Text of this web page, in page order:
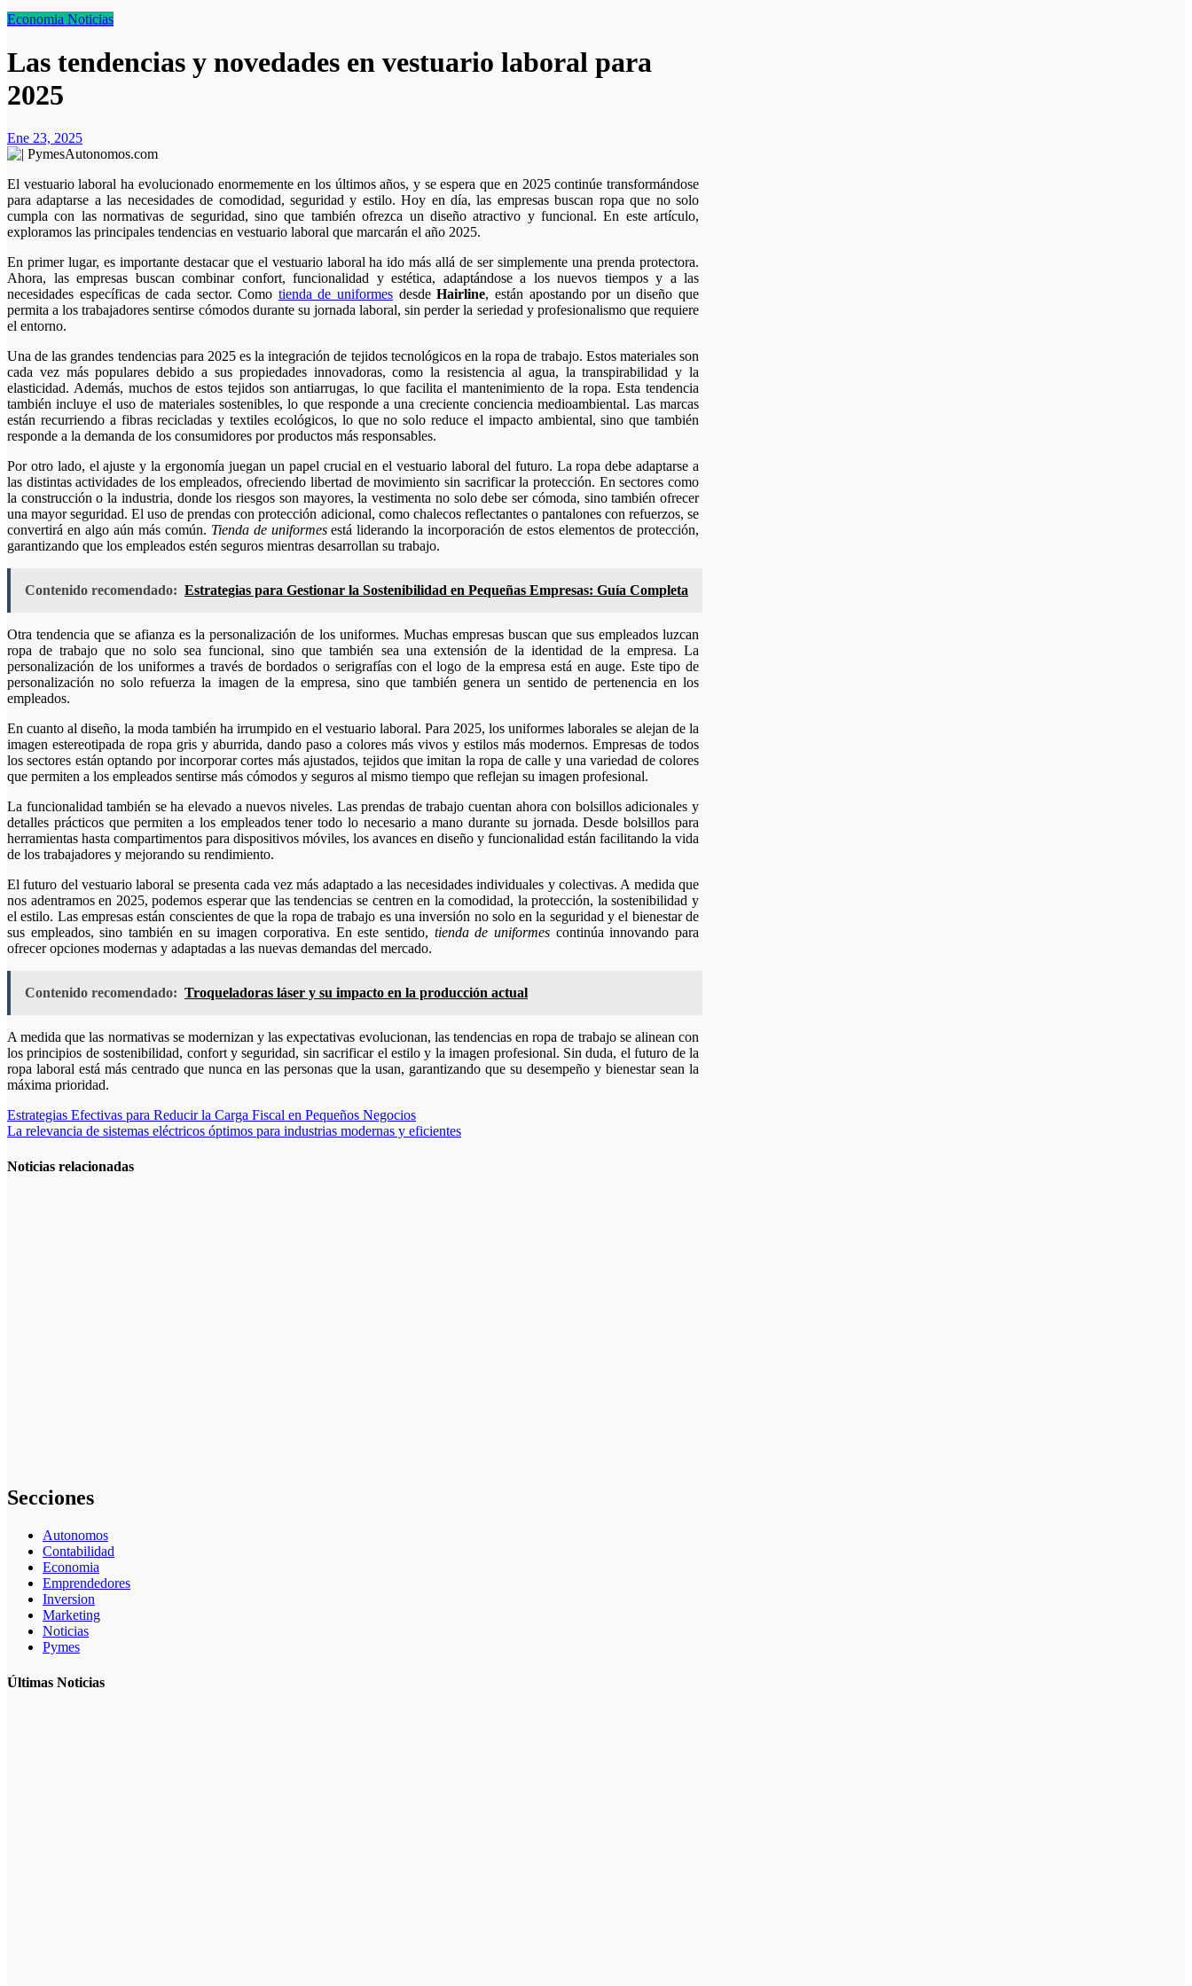
Economia Noticias
Las tendencias y novedades en vestuario laboral para
2025
Ene 23, 2025
El vestuario laboral ha evolucionado enormemente en los últimos años, y se espera que en 2025 continúe transformándose
para adaptarse a las necesidades de comodidad, seguridad y estilo. Hoy en día, las empresas buscan ropa que no solo
cumpla con las normativas de seguridad, sino que también ofrezca un diseño atractivo y funcional. En este artículo,
exploramos las principales tendencias en vestuario laboral que marcarán el año 2025.
En primer lugar, es importante destacar que el vestuario laboral ha ido más allá de ser simplemente una prenda protectora.
Ahora, las empresas buscan combinar confort, funcionalidad y estética, adaptándose a los nuevos tiempos y a las
necesidades específicas de cada sector. Como tienda de uniformes desdeHairline, están apostando por un diseño que
permita a los trabajadores sentirse cómodos durante su jornada laboral, sin perder la seriedad y profesionalismo que requiere
el entorno.
Una de las grandes tendencias para 2025 es la integración de tejidos tecnológicos en la ropa de trabajo. Estos materiales son
cada vez más populares debido a sus propiedades innovadoras, como la resistencia al agua, la transpirabilidad y la
elasticidad. Además, muchos de estos tejidos son antiarrugas, lo que facilita el mantenimiento de la ropa. Esta tendencia
también incluye el uso de materiales sostenibles, lo que responde a una creciente conciencia medioambiental. Las marcas
están recurriendo a fibras recicladas y textiles ecológicos, lo que no solo reduce el impacto ambiental, sino que también
responde a la demanda de los consumidores por productos más responsables.
Por otro lado, el ajuste y la ergonomía juegan un papel crucial en el vestuario laboral del futuro. La ropa debe adaptarse a
las distintas actividades de los empleados, ofreciendo libertad de movimiento sin sacrificar la protección. En sectores como
la construcción o la industria, donde los riesgos son mayores, la vestimenta no solo debe ser cómoda, sino también ofrecer
una mayor seguridad. El uso de prendas con protección adicional, como chalecos reflectantes o pantalones con refuerzos, se
convertirá en algo aún más común. Tienda de uniformesestá liderando la incorporación de estos elementos de protección,
garantizando que los empleados estén seguros mientras desarrollan su trabajo.
Contenido recomendado: Estrategias para Gestionar la Sostenibilidad en Pequeñas Empresas: Guía Completa
Otra tendencia que se afianza es la personalización de los uniformes. Muchas empresas buscan que sus empleados luzcan
ropa de trabajo que no solo sea funcional, sino que también sea una extensión de la identidad de la empresa. La
personalización de los uniformes a través de bordados o serigrafías con el logo de la empresa está en auge. Este tipo de
personalización no solo refuerza la imagen de la empresa, sino que también genera un sentido de pertenencia en los
empleados.
En cuanto al diseño, la moda también ha irrumpido en el vestuario laboral. Para 2025, los uniformes laborales se alejan de la
imagen estereotipada de ropa gris y aburrida, dando paso a colores más vivos y estilos más modernos. Empresas de todos
los sectores están optando por incorporar cortes más ajustados, tejidos que imitan la ropa de calle y una variedad de colores
que permiten a los empleados sentirse más cómodos y seguros al mismo tiempo que reflejan su imagen profesional.
La funcionalidad también se ha elevado a nuevos niveles. Las prendas de trabajo cuentan ahora con bolsillos adicionales y
detalles prácticos que permiten a los empleados tener todo lo necesario a mano durante su jornada. Desde bolsillos para
herramientas hasta compartimentos para dispositivos móviles, los avances en diseño y funcionalidad están facilitando la vida
de los trabajadores y mejorando su rendimiento.
El futuro del vestuario laboral se presenta cada vez más adaptado a las necesidades individuales y colectivas. A medida que
nos adentramos en 2025, podemos esperar que las tendencias se centren en la comodidad, la protección, la sostenibilidad y
el estilo. Las empresas están conscientes de que la ropa de trabajo es una inversión no solo en la seguridad y el bienestar de
sus empleados, sino también en su imagen corporativa. En este sentido, tienda de uniformescontinúa innovando para
ofrecer opciones modernas y adaptadas a las nuevas demandas del mercado.
Contenido recomendado: Troqueladoras láser y su impacto en la producción actual
A medida que las normativas se modernizan y las expectativas evolucionan, las tendencias en ropa de trabajo se alinean con
los principios de sostenibilidad, confort y seguridad, sin sacrificar el estilo y la imagen profesional. Sin duda, el futuro de la
ropa laboral está más centrado que nunca en las personas que la usan, garantizando que su desempeño y bienestar sean la
máxima prioridad.
Navegación
de
entradas
Estrategias Efectivas para Reducir la Carga Fiscal en Pequeños Negocios
La relevancia de sistemas eléctricos óptimos para industrias modernas y eficientes
Noticias relacionadas
Secciones
Autonomos
Contabilidad
Economia
Emprendedores
Inversion
Marketing
Noticias
Pymes
Últimas Noticias